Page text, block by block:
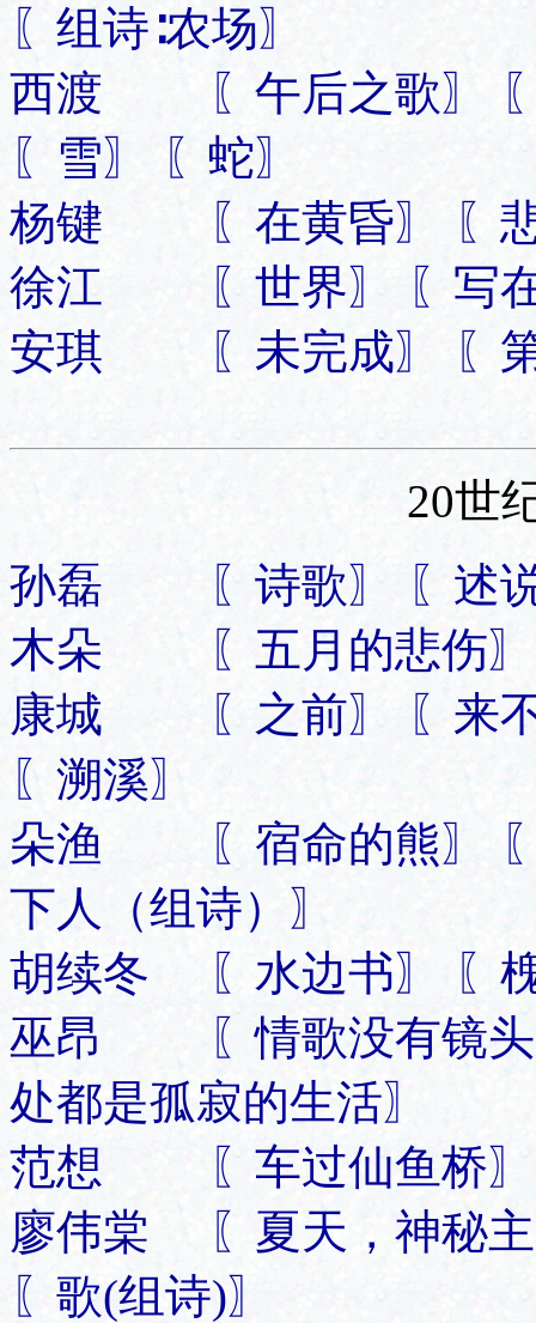
〖组诗∶农场〗
西渡 〖午后之歌〗 〖
〖雪〗 〖蛇〗
杨键 〖在黄昏〗 〖悲
徐江 〖世界〗 〖写在
安琪 〖未完成〗 〖第
20世
孙磊 〖诗歌〗 〖述说
木朵 〖五月的悲伤〗
康城 〖之前〗 〖来不
〖溯溪〗
朵渔 〖宿命的熊〗 〖
下人（组诗）〗
胡续冬 〖水边书〗 〖
巫昂 〖情歌没有镜头
处都是孤寂的生活〗
范想 〖车过仙鱼桥〗
廖伟棠 〖夏天，神秘主
〖歌(组诗)〗